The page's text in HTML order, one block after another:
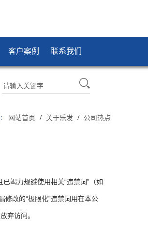
客户案例 联系我们
网站首页 / 关于乐发 / 公司热点
竭力规避使用相关“违禁词”（如
修改的“极限化”违禁词用在本公
弃访问。